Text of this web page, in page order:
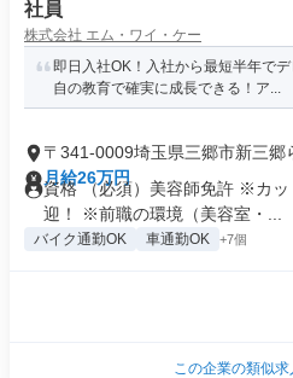
社員
株式会社 エム・ワイ・ケー
即日入社OK！入社から最短半年で
自の教育で確実に成長できる！ア...
〒341-0009埼玉県三郷市新三郷
月給26万円
資格 （必須）美容師免許 ※カ
迎！ ※前職の環境（美容室・...
バイク通勤OK 車通勤OK +7個
この企業の類似求